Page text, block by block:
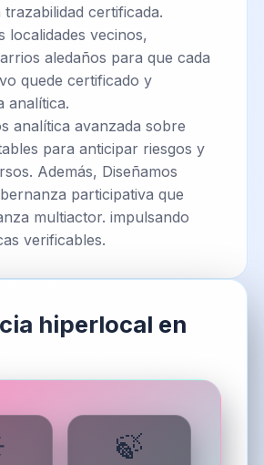
certificada.
localidades vecinos,
aledaños para que cada
quede certificado y
analítica.
analítica avanzada sobre
para anticipar riesgos y
Además, Diseñamos
participativa que
multiactor. impulsando
verificables.
hiperlocal en
🍃